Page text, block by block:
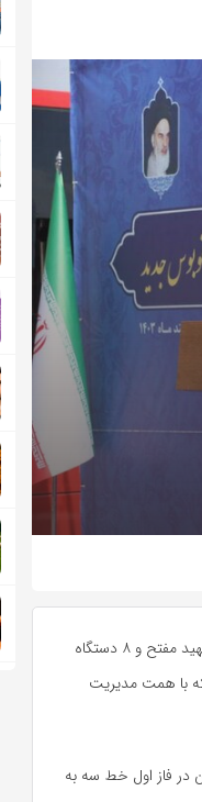
به گزارش خبرگزاری مهر، محمدرضا قلندر شریف در آئین بهره‌برداری از پایانه اتوبوسرانی شهید مفتح و ۸ دستگاه
با همت مدیریت
قطار شهری ۵۰ میلیون دلار هزینه دارد که ۶ کیلومتر آن در فاز اول خط سه به